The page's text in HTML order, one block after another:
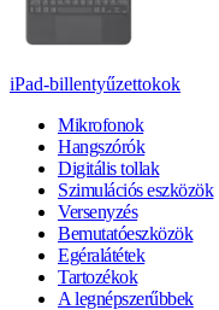
iPad-billentyűzettokok
Mikrofonok
Hangszórók
Digitális tollak
Szimulációs eszközök
Versenyzés
Bemutatóeszközök
Egéralátétek
Tartozékok
A legnépszerűbbek